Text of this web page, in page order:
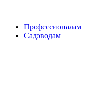
Профессионалам
Садоводам